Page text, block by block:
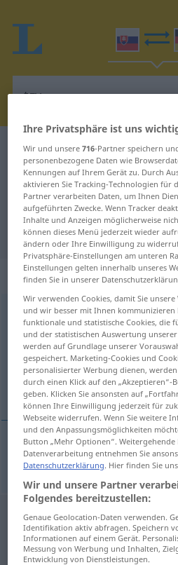
Slowakisch-Deutsch
Slowakisch-
für "tzv."
"tzv." Deutsch
„tzv.“
tzv.(=takzvaný)
Übersicht aller
(Für mehr Details die Übersetzung
sogenannt
sogenannt tzv.
Ihre Privatsphäre ist uns
Wir und unsere716-Partner speichern
personenbezogene Daten wie
Kennungen auf Ihrem Gerät zu. Durch
aktivieren Sie Tracking-Technologien für
Partner verarbeiten Daten, um Ihnen
aufgeführten Zwecke. Wenn Tracker
Inhalte und Anzeigen möglicherweise
können dieses Menü jederzeit wieder
ändern oder Ihre Einwilligung zu
Privatsphäre-Einstellungen am unteren
Einstellungen gelten innerhalb unseres
finden Sie in unserer
Wir verwenden Cookies, damit Sie
und wir besser mit Ihnen kommunizieren
funktionale und statistische Cookies, die
und der statistischen Auswertung
werden auf Grundlage unserer
gespeichert. Marketing-Cookies und
personalisierter Werbung dienen,
durch einen Klick auf den
geben. Klicken Sie ansonsten auf
können Ihre Einwilligung jederzeit für
Webseite widerrufen. Wenn Sie weitere
und den Anpassungsmöglichkeiten
Button „Mehr Optionen“. Weitergehende
Datenverarbeitung entnehmen Sie
Datenschutzerklärung. Hier finden Sie
Wir und unsere Partner
Folgendes bereitzustellen:
Genaue Geolocation-Daten verwenden.
Identifikation aktiv abfragen. Speichern
Informationen auf einem Gerät.
Messung von Werbung und Inhalten,
Entwicklung von Dienstleistungen.